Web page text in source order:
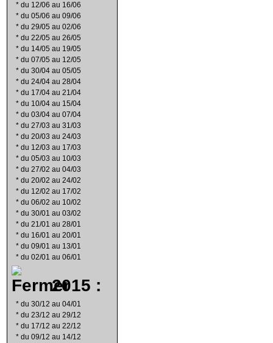
* du 12/06 au 16/06
* du 05/06 au 09/06
* du 29/05 au 02/06
* du 22/05 au 26/05
* du 14/05 au 19/05
* du 07/05 au 12/05
* du 30/04 au 05/05
* du 24/04 au 28/04
* du 17/04 au 21/04
* du 10/04 au 15/04
* du 03/04 au 07/04
* du 27/03 au 31/03
* du 20/03 au 24/03
* du 12/03 au 17/03
* du 05/03 au 10/03
* du 27/02 au 04/03
* du 20/02 au 24/02
* du 12/02 au 17/02
* du 06/02 au 10/02
* du 30/01 au 03/02
* du 21/01 au 28/01
* du 16/01 au 20/01
* du 09/01 au 13/01
* du 02/01 au 06/01
2015 :
* du 30/12 au 04/01
* du 23/12 au 29/12
* du 17/12 au 22/12
* du 09/12 au 14/12